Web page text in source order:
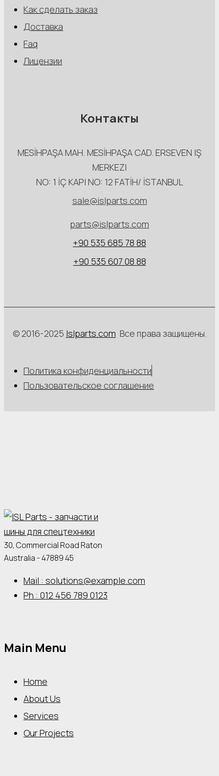
Как сделать заказ
Доставка
Faq
Лицензии
Контакты
MESİHPAŞA МАН. MESİHPAŞA CAD. ERSEVEN IŞ
MERKEZI
NO: 1 İÇ КАРI NO: 12 FATİH/ İSTANBUL
sale@islparts.com
parts@islparts.com
+90 535 685 78 88
+90 535 607 08 88
© 2016-2025 Islparts.com Все права защищены.
Политика конфиденциальности
Пользовательское соглашение
30, Commercial Road Raton
Australia - 47889 45
Mail : solutions@example.com
Ph : 012 456 789 0123
Main Menu
Home
About Us
Services
Our Projects